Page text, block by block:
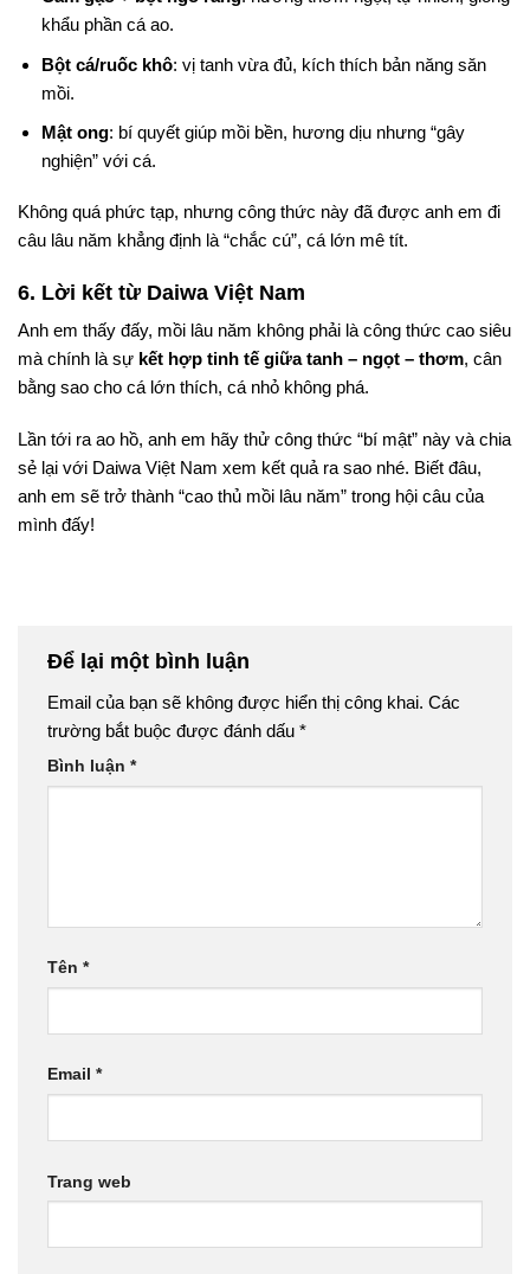
khẩu phần cá ao.
Bột cá/ruốc khô: vị tanh vừa đủ, kích thích bản năng săn
mồi.
Mật ong: bí quyết giúp mồi bền, hương dịu nhưng “gây
nghiện” với cá.
Không quá phức tạp, nhưng công thức này đã được anh em đi
câu lâu năm khẳng định là “chắc cú”, cá lớn mê tít.
6. Lời kết từ Daiwa Việt Nam
Anh em thấy đấy, mồi lâu năm không phải là công thức cao siêu
mà chính là sự kết hợp tinh tế giữa tanh – ngọt – thơm, cân
bằng sao cho cá lớn thích, cá nhỏ không phá.
Lần tới ra ao hồ, anh em hãy thử công thức “bí mật” này và chia
sẻ lại với Daiwa Việt Nam xem kết quả ra sao nhé. Biết đâu,
anh em sẽ trở thành “cao thủ mồi lâu năm” trong hội câu của
mình đấy!
Để lại một bình luận
Email của bạn sẽ không được hiển thị công khai. Các
trường bắt buộc được đánh dấu *
Bình luận *
Tên *
Email *
Trang web